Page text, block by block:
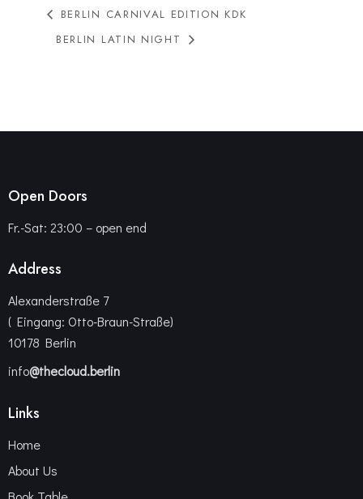
BERLIN CARNIVAL EDITION KDK
BERLIN LATIN NIGHT
Open Doors
Fr.-Sat: 23:00 – open end
Address
Alexanderstraße 7
( Eingang: Otto-Braun-Straße)
10178 Berlin
info@thecloud.berlin
Links
Home
About Us